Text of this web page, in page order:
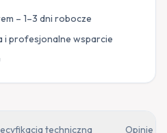
– 1–3 dni robocze
i profesjonalne wsparcie
techniczna Opinie